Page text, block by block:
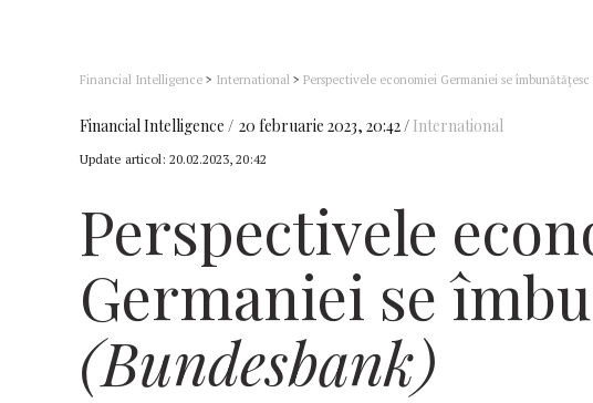
Financial Intelligence > International > Perspectivele economiei Germaniei se
Financial Intelligence 20 februarie 2023, 20:42 International
Update articol: 20.02.2023, 20:42
Perspectivele
Germaniei se
(Bundesbank)